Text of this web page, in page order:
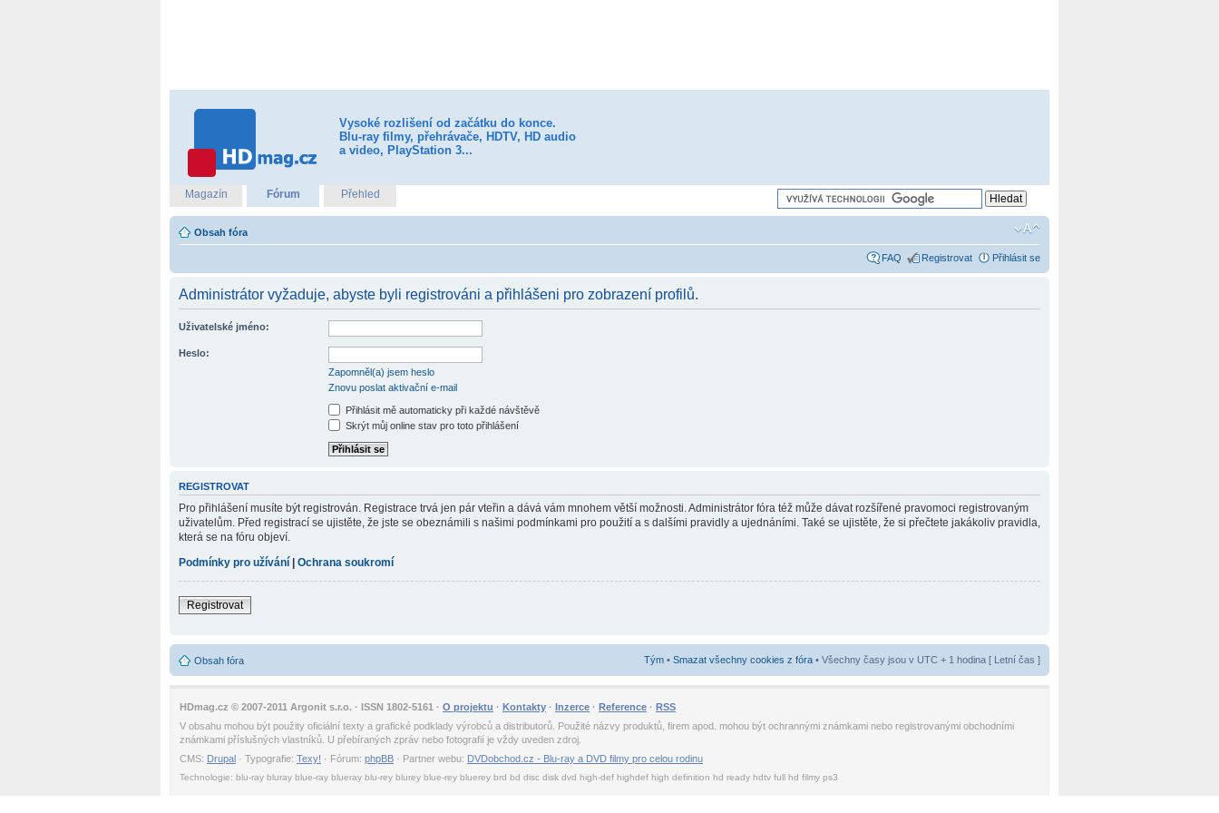
Vysoké rozlišení od začátku do konce.
Blu-ray filmy, přehrávače, HDTV, HD audio
a video, PlayStation 3...
Magazín Fórum Přehled
Obsah fóra
FAQ Registrovat Přihlásit se
Administrátor vyžaduje, abyste byli registrováni a přihlášeni pro zobrazení profilů.
Uživatelské jméno:
Heslo:
Zapomněl(a) jsem heslo
Znovu poslat aktivační e-mail
Přihlásit mě automaticky při každé návštěvě
Skrýt můj online stav pro toto přihlášení
REGISTROVAT
Pro přihlášení musíte být registrován. Registrace trvá jen pár vteřin a dává vám mnohem větší možnosti. Administrátor fóra též může dávat rozšířené pravomoci registrovaným
uživatelům. Před registrací se ujistěte, že jste se obeznámili s našimi podmínkami pro použití a s dalšími pravidly a ujednáními. Také se ujistěte, že si přečtete jakákoliv pravidla,
která se na fóru objeví.
Podmínky pro užívání | Ochrana soukromí
Registrovat
Obsah fóra Tým • Smazat všechny cookies z fóra • Všechny časy jsou v UTC + 1 hodina [ Letní čas ]
HDmag.cz © 2007-2011 Argonit s.r.o. · ISSN 1802-5161 · O projektu · Kontakty · Inzerce · Reference · RSS
V obsahu mohou být použity oficiální texty a grafické podklady výrobců a distributorů. Použité názvy produktů, firem apod. mohou být ochrannými známkami nebo registrovanými obchodními
známkami příslušných vlastníků. U přebíraných zpráv nebo fotografií je vždy uveden zdroj.
CMS: Drupal · Typografie: Texy! · Fórum: phpBB · Partner webu: DVDobchod.cz - Blu-ray a DVD filmy pro celou rodinu
Technologie: blu-ray bluray blue-ray blueray blu-rey blurey blue-rey bluerey brd bd disc disk dvd high-def highdef high definition hd ready hdtv full hd filmy ps3